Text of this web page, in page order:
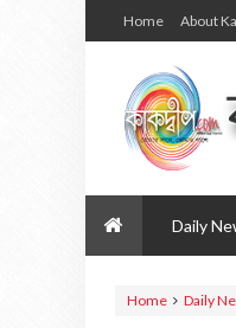
Home About
Daily
Home Daily